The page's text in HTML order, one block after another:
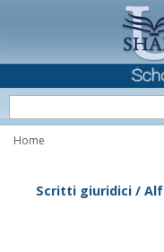
Home
Scritti giuridici /